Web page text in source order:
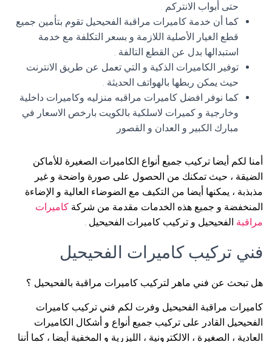
حتى أبواب الانتركم .
كما أن خدمة كاميرات مراقبة الفحيحيل تقوم بتأمين جميع
قطع الغيار الأصلية اللازمة و بسعر التكلفة مع خدمة
استبدالها بدل عن القطع التالفة .
توفير الكاميرات الذكية و التي تعمل عن طريق الانترنت
حيث يمكن ربطها بالهواتف الحديثة .
كما نوفر افضل كاميرات مراقبه منزليه وكاميرات داخلية
وخارجية و كميرات لاسلكية بالكويت بارخص الاسعار في
مبارك الكبير و العدان و القصور
أمنا لكم أيضا تركيب جميع أنواع الكاميرات الصغيرة للأماكن
الضيقة ، حيث تمكنك من الحصول على صورة واضحة و غير
مذبذبة ، يمكنها أيضا من التكيف مع الضوضاء العالية و الإضاءة
المنخفضة و جميع هذه الخدمات مقدمة من شركة كاميرات
مراقبة الفحيحيل و تركيب كاميرات الفحيحيل .
فني تركيب كاميرات الفحيحيل
هل تبحث عن فني ماهر لتركيب كاميرات مراقبة بالفحيحيل ؟
كاميرات مراقبة الفحيحيل وفرت لكم فني تركيب كاميرات
الفحيحيل القادر على تركيب جميع أنواع و أشكال الكاميرات
العادية ، الصغيرة ، الالكترونية ، الليزرية و المخفية أيضا ، كما أننا